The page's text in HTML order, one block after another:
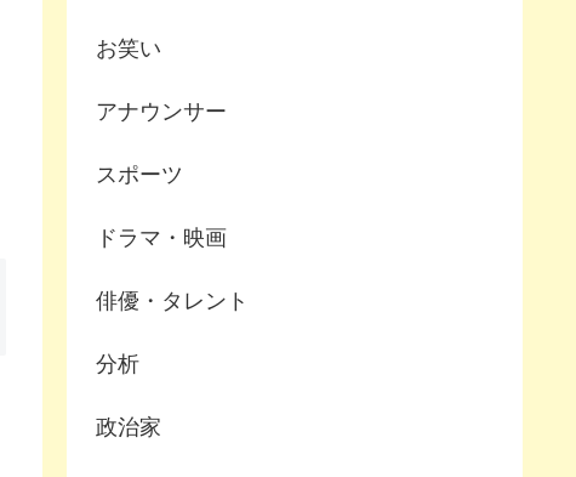
お笑い
アナウンサー
スポーツ
ドラマ・映画
俳優・タレント
分析
政治家